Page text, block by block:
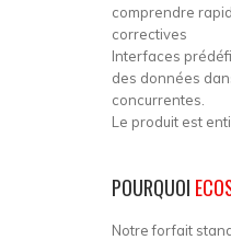
comprendre
correctives
Interfaces
des données
concurrentes.
Le produit est
POURQUOI
Notre forfait